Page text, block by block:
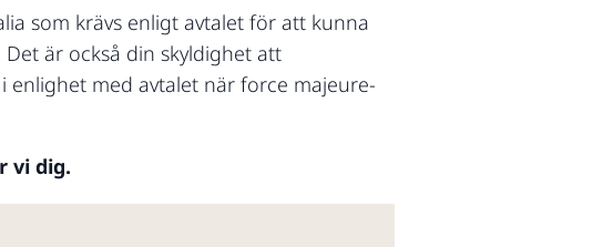
som krävs enligt avtalet för att kunna
är också din skyldighet att
med avtalet när force majeure-
vi dig.